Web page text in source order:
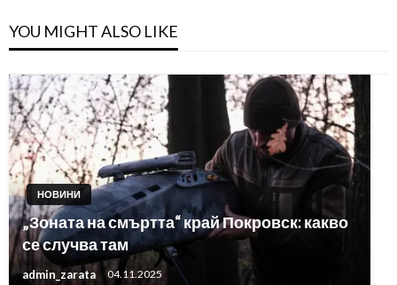
YOU MIGHT ALSO LIKE
НОВИНИ
„Зоната на смъртта“ край Покровск: какво
се случва там
admin_zarata 04.11.2025